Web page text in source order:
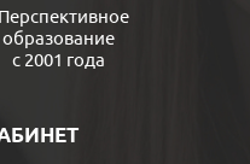
Перспективное
образование
с 2001 года